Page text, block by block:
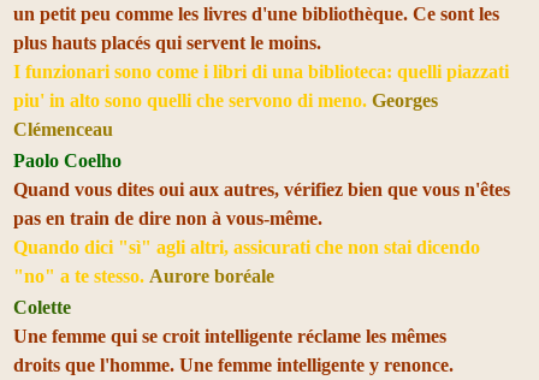
un petit peu comme les livres d'une bibliothèque. Ce sont les
plus hauts placés qui servent le moins.
I funzionari sono come i libri di una biblioteca: quelli piazzati
piu' in alto sono quelli che servono di meno. Georges
Clémenceau
Paolo Coelho
Quand vous dites oui aux autres, vérifiez bien que vous n'êtes
pas en train de dire non à vous-même.
Quando dici "sì" agli altri, assicurati che non stai dicendo
"no" a te stesso. Aurore boréale
Colette
Une femme qui se croit intelligente réclame les mêmes
droits que l'homme. Une femme intelligente y renonce.